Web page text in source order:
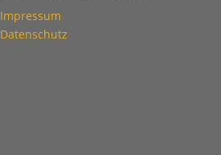
Impressum
Datenschutz